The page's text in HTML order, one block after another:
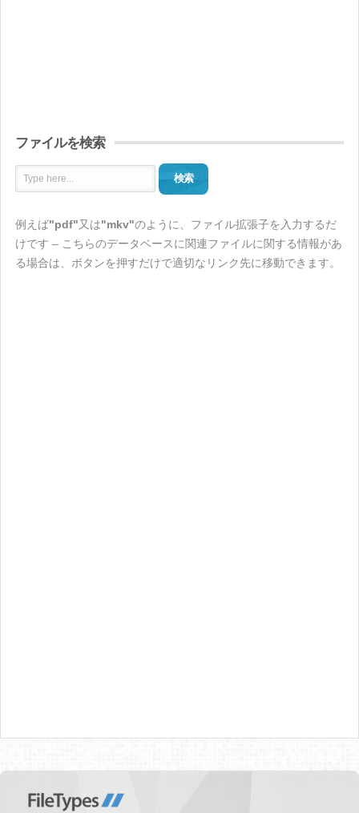
ファイルを検索
検索
例えば"pdf"又は"mkv"のように、ファイル拡張子を入力するだ
けです – こちらのデータベースに関連ファイルに関する情報があ
る場合は、ボタンを押すだけで適切なリンク先に移動できます。